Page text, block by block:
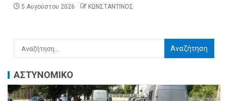
5 Αυγούστου 2026 ΚΩΝΣΤΑΝΤΙΝΟΣ
ΑΣΤΥΝΟΜΙΚΟ